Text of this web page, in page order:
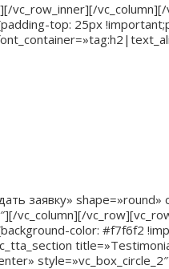
vc_row_inner][/
top: 25px
заявку»
vc_column][/
color: #f7f6f2